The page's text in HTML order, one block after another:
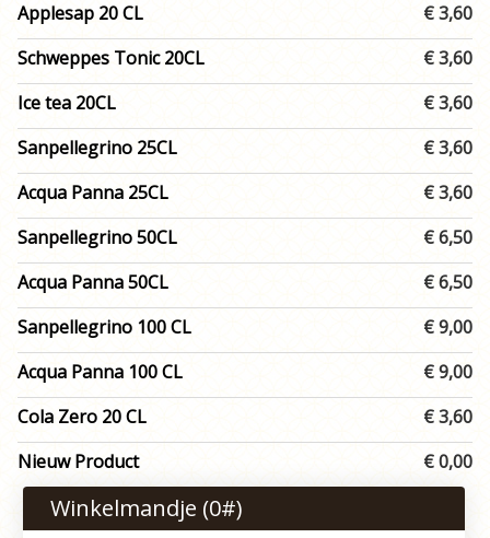
Applesap 20 CL
€ 3,60
Schweppes Tonic 20CL
€ 3,60
Ice tea 20CL
€ 3,60
Sanpellegrino 25CL
€ 3,60
Acqua Panna 25CL
€ 3,60
Sanpellegrino 50CL
€ 6,50
Acqua Panna 50CL
€ 6,50
Sanpellegrino 100 CL
€ 9,00
Acqua Panna 100 CL
€ 9,00
Cola Zero 20 CL
€ 3,60
Nieuw Product
€ 0,00
Winkelmandje (0#)